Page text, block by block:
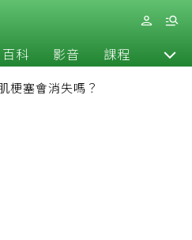
百科 影音 課程 退休
梗塞會消失嗎？